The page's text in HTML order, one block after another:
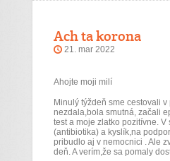
Ach ta korona
21. mar 2022
Ahojte moji milí
Minulý týždeň sme cestovali
nezdala,bola smutná, začali
test a moje zlatko pozitívne.
(antibiotika) a kyslík,na
pribudlo aj v nemocnici . Ale
deň. A verím,že sa pomaly